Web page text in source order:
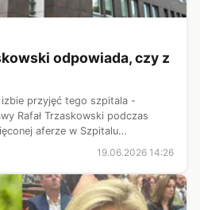
odpowiada, czy z
izbie przyjęć tego szpitala -
Rafał Trzaskowski podczas
aferze w Szpitalu
19.06.2026 14:26